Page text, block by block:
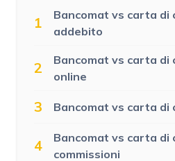
1
Bancomat vs carta di
addebito
2
Bancomat vs carta di
online
3 Bancomat vs carta di
4
Bancomat vs carta di
commissioni